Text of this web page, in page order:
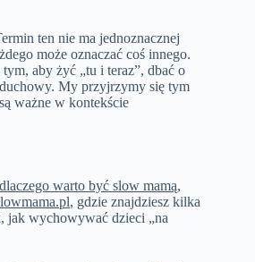
ten nie ma jednoznacznej
może oznaczać coś innego.
aby żyć „tu i teraz”, dbać o
My przyjrzymy się tym
ważne w kontekście
warto być slow mamą,
, gdzie znajdziesz kilka
jak wychowywać dzieci „na